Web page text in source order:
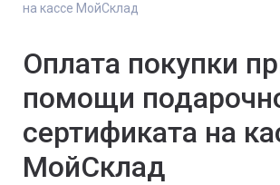
на кассе МойСклад
Оплата покупки
помощи
сертификата на
МойСклад